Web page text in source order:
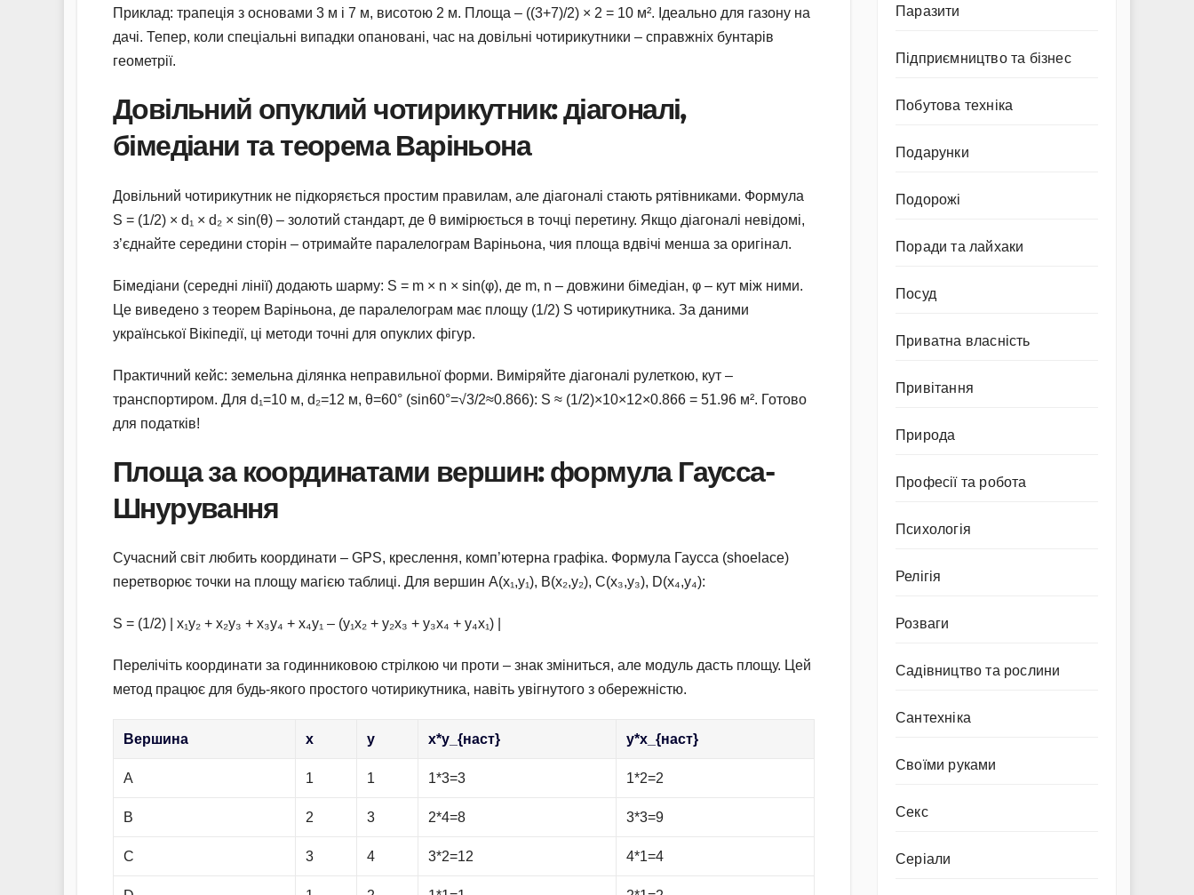
Приклад: трапеція з основами 3 м і 7 м, висотою 2 м. Площа – ((3+7)/2) × 2 = 10 м². Ідеально для газону на
дачі. Тепер, коли спеціальні випадки опановані, час на довільні чотирикутники – справжніх бунтарів
геометрії.
Довільний опуклий чотирикутник: діагоналі,
бімедіани та теорема Варіньона
Довільний чотирикутник не підкоряється простим правилам, але діагоналі стають рятівниками. Формула
S = (1/2) × d₁ × d₂ × sin(θ) – золотий стандарт, де θ вимірюється в точці перетину. Якщо діагоналі невідомі,
з’єднайте середини сторін – отримайте паралелограм Варіньона, чия площа вдвічі менша за оригінал.
Бімедіани (середні лінії) додають шарму: S = m × n × sin(φ), де m, n – довжини бімедіан, φ – кут між ними.
Це виведено з теорем Варіньона, де паралелограм має площу (1/2) S чотирикутника. За даними
української Вікіпедії, ці методи точні для опуклих фігур.
Практичний кейс: земельна ділянка неправильної форми. Виміряйте діагоналі рулеткою, кут –
транспортиром. Для d₁=10 м, d₂=12 м, θ=60° (sin60°=√3/2≈0.866): S ≈ (1/2)×10×12×0.866 = 51.96 м². Готово
для податків!
Площа за координатами вершин: формула Гаусса-
Шнурування
Сучасний світ любить координати – GPS, креслення, комп’ютерна графіка. Формула Гаусса (shoelace)
перетворює точки на площу магією таблиці. Для вершин A(x₁,y₁), B(x₂,y₂), C(x₃,y₃), D(x₄,y₄):
S = (1/2) | x₁y₂ + x₂y₃ + x₃y₄ + x₄y₁ – (y₁x₂ + y₂x₃ + y₃x₄ + y₄x₁) |
Перелічіть координати за годинниковою стрілкою чи проти – знак зміниться, але модуль дасть площу. Цей
метод працює для будь-якого простого чотирикутника, навіть увігнутого з обережністю.
Вершина x y x*y_{наст} y*x_{наст}
A 1 1 1*3=3 1*2=2
B 2 3 2*4=8 3*3=9
C 3 4 3*2=12 4*1=4
Паразити
Підприємництво та бізнес
Побутова техніка
Подарунки
Подорожі
Поради та лайхаки
Посуд
Приватна власність
Привітання
Природа
Професії та робота
Психологія
Релігія
Розваги
Садівництво та рослини
Сантехніка
Своїми руками
Секс
Серіали